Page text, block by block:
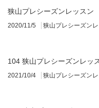
狭山プレシーズンレッスン
2020/11/5 狭山プレシーズン
104 狭山プレシーズンレッ
2021/10/4 狭山プレシーズン